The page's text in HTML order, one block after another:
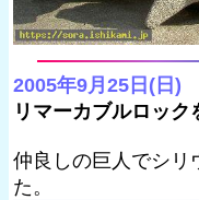
2005年9月25日(日)
リマーカブルロッ
仲良しの巨人でシリ
た。